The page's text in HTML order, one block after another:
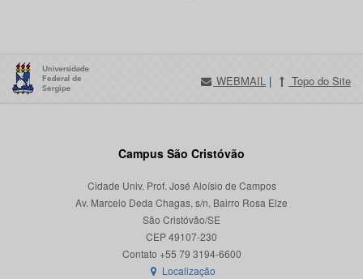
WEBMAIL | Topo do Site
Campus São Cristóvão
Cidade Univ. Prof. José Aloísio de Campos
Av. Marcelo Deda Chagas, s/n, Bairro Rosa Elze
São Cristóvão/SE
CEP 49107-230
Localização